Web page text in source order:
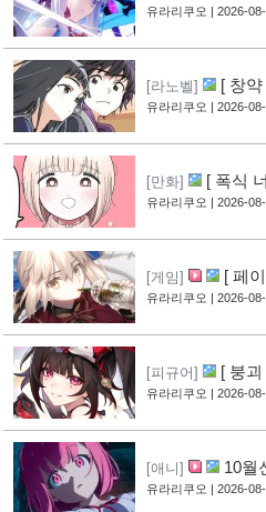
페이 신작 피규
유라리쿠오 | 2026-
[라노벨]
[ 창
표지 공개
[5]
유라리쿠오 | 2026-
[만화]
[ 폭식
메이션화 결정
유라리쿠오 | 2026-
[게임]
[ 페
영상 공개
[7]
유라리쿠오 | 2026-
[피규어]
[ 붕괴
어 공개
[4]
유라리쿠오 | 2026-
[애니]
10월
영상 공개
[5]
유라리쿠오 | 2026-